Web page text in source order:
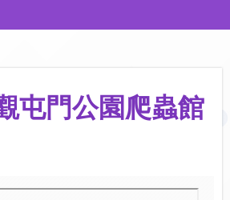
屯門公園爬蟲館